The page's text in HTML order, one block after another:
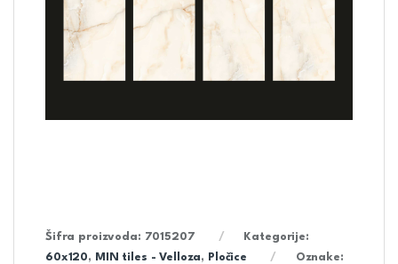
Šifra proizvoda: 7015207
Kategorije:
60x120, MIN tiles - Velloza, Pločice
Oznake: